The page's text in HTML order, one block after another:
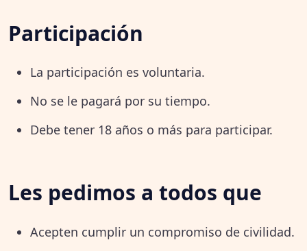
Participación
La participación es voluntaria.
No se le pagará por su tiempo.
Debe tener 18 años o más para participar.
Les pedimos a todos que
Acepten cumplir un compromiso de civilidad.